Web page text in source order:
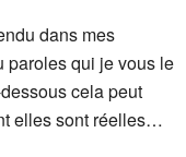
dans mes
paroles qui je vous le
cela peut
elles sont réelles…